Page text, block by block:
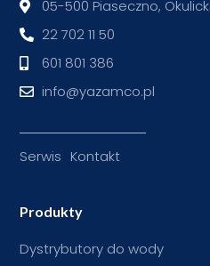
05-500 Piaseczno,
22 702 11 50
601 801 386
info@yazamco.pl
Serwis Kontakt
Produkty
Dystrybutory do wody